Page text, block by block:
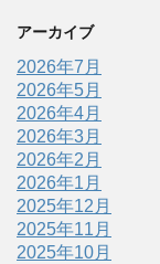
アーカイブ
2026年7月
2026年5月
2026年4月
2026年3月
2026年2月
2026年1月
2025年12月
2025年11月
2025年10月